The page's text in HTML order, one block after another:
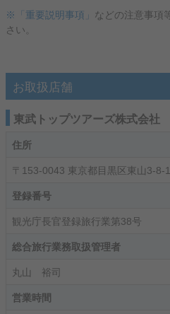
※「重要説明事項」 などの注意事項
さい。
お取扱店舗
東武トップツアーズ株式会社
住所
〒153-0043 東京都目黒区東山3-8-1
登録番号
観光庁長官登録旅行業第38号
総合旅行業務取扱管理者
丸山 裕司
営業時間